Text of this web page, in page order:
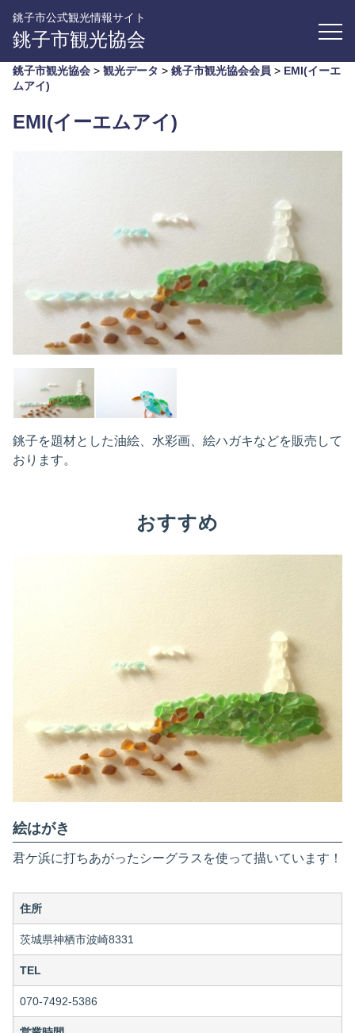
銚子市公式観光情報サイト
銚子市観光協会
銚子市観光協会 > 観光データ > 銚子市観光協会会員 > EMI(イーエ
ムアイ)
EMI(イーエムアイ)
銚子を題材とした油絵、水彩画、絵ハガキなどを販売して
おります。
おすすめ
絵はがき
君ケ浜に打ちあがったシーグラスを使って描いています！
住所
茨城県神栖市波崎8331
TEL
070-7492-5386